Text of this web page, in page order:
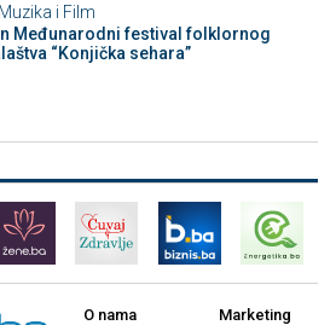
Muzika i Film
Međunarodni festival folklornog
“Konjička sehara”
O nama Marketing